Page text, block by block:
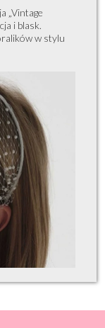
„Vintage
i blask.
w stylu